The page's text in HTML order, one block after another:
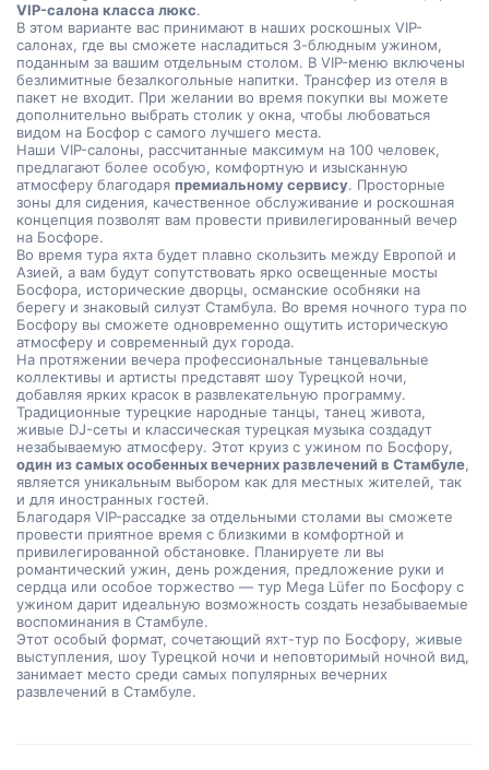
VIP-салона класса люкс.
В этом варианте вас принимают в наших роскошных VIP-
салонах, где вы сможете насладиться 3-блюдным ужином,
поданным за вашим отдельным столом. В VIP-меню включены
безлимитные безалкогольные напитки. Трансфер из отеля в
пакет не входит. При желании во время покупки вы можете
дополнительно выбрать столик у окна, чтобы любоваться
видом на Босфор с самого лучшего места.
Наши VIP-салоны, рассчитанные максимум на 100 человек,
предлагают более особую, комфортную и изысканную
атмосферу благодаря премиальному сервису. Просторные
зоны для сидения, качественное обслуживание и роскошная
концепция позволят вам провести привилегированный вечер
на Босфоре.
Во время тура яхта будет плавно скользить между Европой и
Азией, а вам будут сопутствовать ярко освещенные мосты
Босфора, исторические дворцы, османские особняки на
берегу и знаковый силуэт Стамбула. Во время ночного тура по
Босфору вы сможете одновременно ощутить историческую
атмосферу и современный дух города.
На протяжении вечера профессиональные танцевальные
коллективы и артисты представят шоу Турецкой ночи,
добавляя ярких красок в развлекательную программу.
Традиционные турецкие народные танцы, танец живота,
живые DJ-сеты и классическая турецкая музыка создадут
один из самых особенных вечерних развлечений в Стамбуле,
является уникальным выбором как для местных жителей, так
и для иностранных гостей.
Благодаря VIP-рассадке за отдельными столами вы сможете
провести приятное время с близкими в комфортной и
привилегированной обстановке. Планируете ли вы
романтический ужин, день рождения, предложение руки и
сердца или особое торжество — тур Mega Lüfer по Босфору с
ужином дарит идеальную возможность создать незабываемые
воспоминания в Стамбуле.
Этот особый формат, сочетающий яхт-тур по Босфору, живые
выступления, шоу Турецкой ночи и неповторимый ночной вид,
занимает место среди самых популярных вечерних
развлечений в Стамбуле.